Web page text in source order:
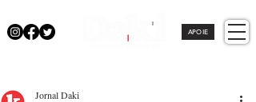
APOIE
Jornal Daki